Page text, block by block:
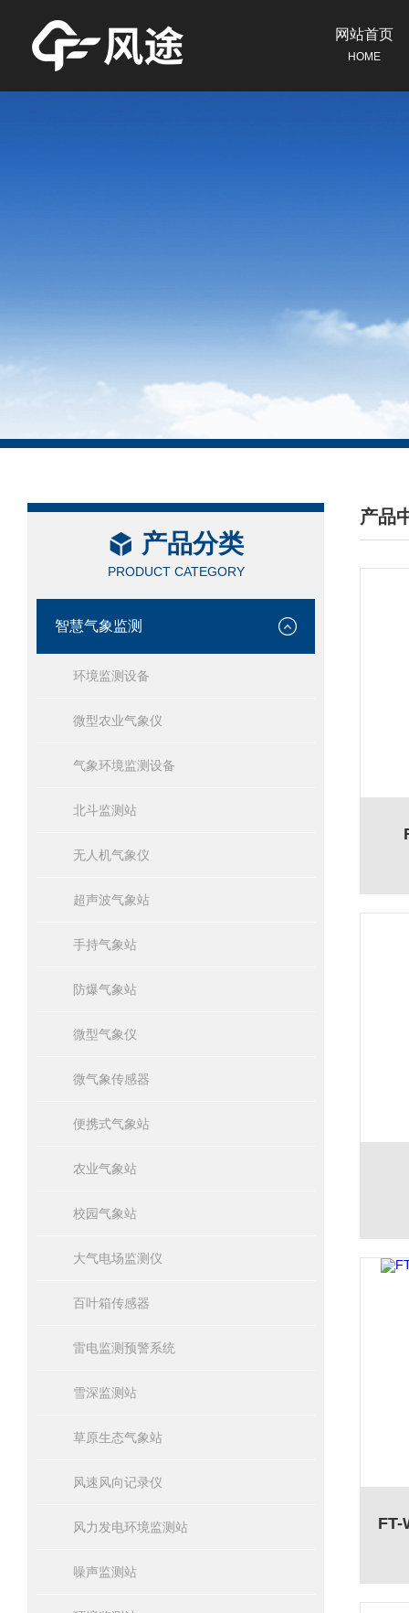
网站首页
HOME
产品分类
PRODUCT CATEGORY
智慧气象监测
环境监测设备
微型农业气象仪
气象环境监测设备
北斗监测站
无人机气象仪
超声波气象站
手持气象站
防爆气象站
微型气象仪
微气象传感器
便携式气象站
农业气象站
校园气象站
大气电场监测仪
百叶箱传感器
雷电监测预警系统
雪深监测站
草原生态气象站
风速风向记录仪
风力发电环境监测站
噪声监测站
产品
/